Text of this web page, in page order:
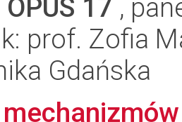
OPUS 17 ,
prof. Zofia
Gdańska